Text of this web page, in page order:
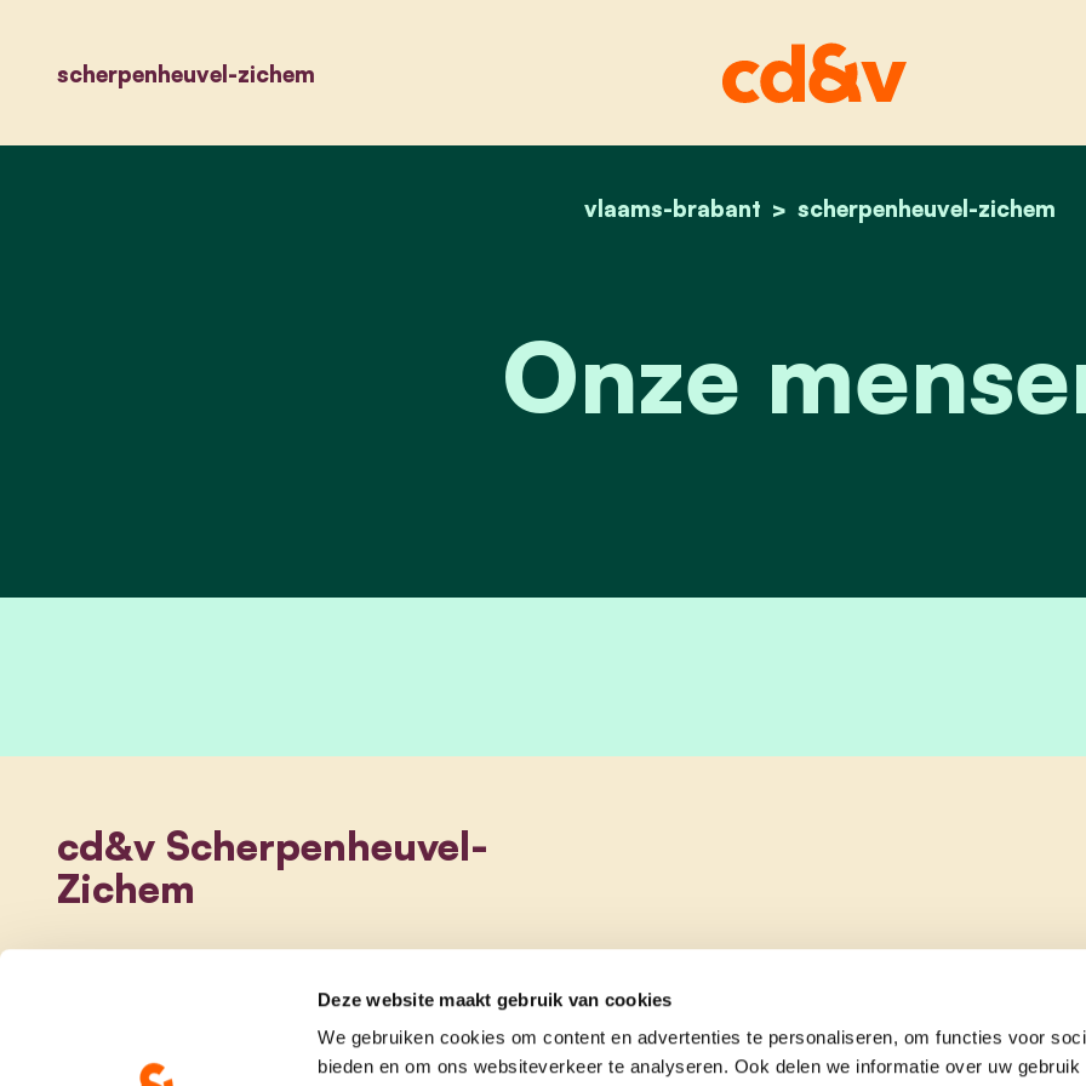
Deze website maakt gebruik van cookies
We gebruiken cookies om content en advertenties te personaliseren, om functies voor
bieden en om ons websiteverkeer te analyseren. Ook delen we informatie over uw gebruik
scherpenheuvel-zichem
home
vlaams-brabant scherpenheuvel-zichem
onze mensen
Onze
cd&v Scherpenheuvel-
Zichem